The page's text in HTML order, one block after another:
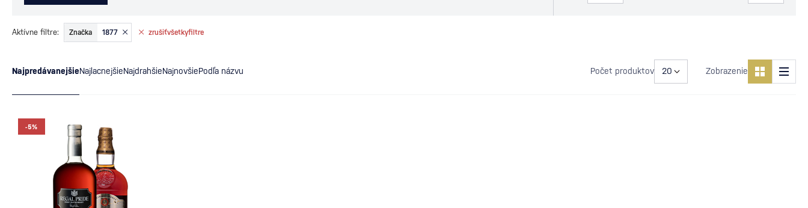
NajpredávanejšieNajlacnejšieNajdrahšieNajnovšiePodľa názvu Počet produktov Zobrazenie
zrušiťvšetkyfiltre
Aktívne filtre: Značka 1877
-5%